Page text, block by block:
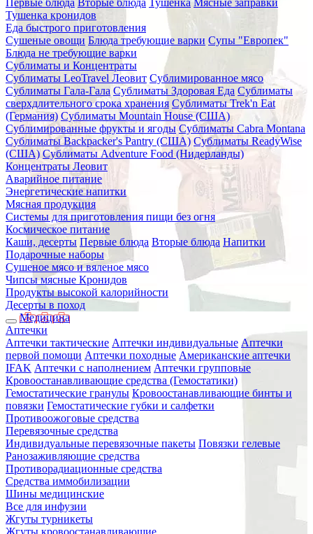
Первые блюда Вторые блюда Тушёнка Мясные заправки
Тушенка кронидов
Еда быстрого приготовления
Сушеные овощи Блюда требующие варки Супы "Европек"
Блюда не требующие варки
Сублиматы и Концентраты
Сублиматы LeoTravel Леовит Сублимированное мясо
Сублиматы Гала-Гала Сублиматы Здоровая Еда Сублиматы
сверхдлительного срока хранения Сублиматы Trek'n Eat
(Германия) Сублиматы Mountain House (США)
Сублимированные фрукты и ягоды Сублиматы Cabra Montana
Сублиматы Backpacker's Pantry (США) Сублиматы ReadyWise
(США) Сублиматы Adventure Food (Нидерланды)
Концентраты Леовит
Аварийное питание
Энергетические напитки
Мясная продукция
Системы для приготовления пищи без огня
Космическое питание
Каши, десерты Первые блюда Вторые блюда Напитки
Подарочные наборы
Сушеное мясо и вяленое мясо
Чипсы мясные Кронидов
Продукты высокой калорийности
Десерты в поход
Медицина
Аптечки
Аптечки тактические Аптечки индивидуальные Аптечки
первой помощи Аптечки походные Американские аптечки
IFAK Аптечки с наполнением Аптечки групповые
Кровоостанавливающие средства (Гемостатики)
Гемостатические гранулы Кровоостанавливающие бинты и
повязки Гемостатические губки и салфетки
Противоожоговые средства
Перевязочные средства
Индивидуальные перевязочные пакеты Повязки гелевые
Ранозаживляющие средства
Противорадиационные средства
Средства иммобилизации
Шины медицинские
Все для инфузии
Жгуты турникеты